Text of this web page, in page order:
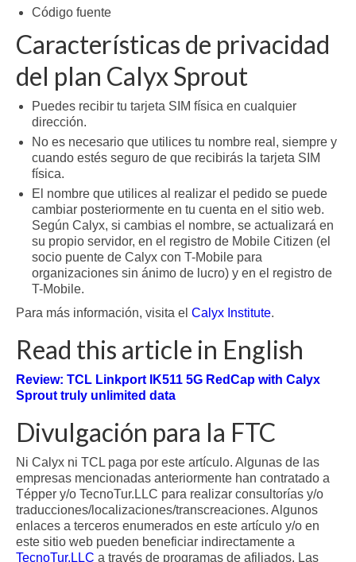
Código fuente
Características de privacidad
del plan Calyx Sprout
Puedes recibir tu tarjeta SIM física en cualquier
dirección.
No es necesario que utilices tu nombre real, siempre y
cuando estés seguro de que recibirás la tarjeta SIM
física.
El nombre que utilices al realizar el pedido se puede
cambiar posteriormente en tu cuenta en el sitio web.
Según Calyx, si cambias el nombre, se actualizará en
su propio servidor, en el registro de Mobile Citizen (el
socio puente de Calyx con T-Mobile para
organizaciones sin ánimo de lucro) y en el registro de
T-Mobile.
Para más información, visita el Calyx Institute.
Read this article in English
Review: TCL Linkport IK511 5G RedCap with Calyx
Sprout truly unlimited data
Divulgación para la FTC
Ni Calyx ni TCL paga por este artículo. Algunas de las
empresas mencionadas anteriormente han contratado a
Tépper y/o TecnoTur.LLC para realizar consultorías y/o
traducciones/localizaciones/transcreaciones. Algunos
enlaces a terceros enumerados en este artículo y/o en
este sitio web pueden beneficiar indirectamente a
TecnoTur.LLC a través de programas de afiliados. Las